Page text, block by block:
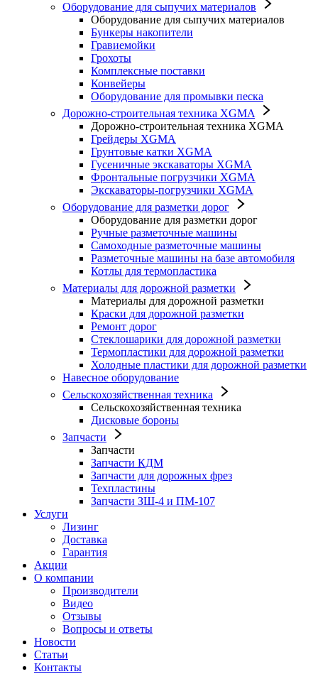
Оборудование для сыпучих материалов
Оборудование для сыпучих материалов
Бункеры накопители
Гравиемойки
Грохоты
Комплексные поставки
Конвейеры
Оборудование для промывки песка
Дорожно-строительная техника XGMA
Дорожно-строительная техника XGMA
Грейдеры XGMA
Грунтовые катки XGMA
Гусеничные экскаваторы XGMA
Фронтальные погрузчики XGMA
Экскаваторы-погрузчики XGMA
Оборудование для разметки дорог
Оборудование для разметки дорог
Ручные разметочные машины
Самоходные разметочные машины
Разметочные машины на базе автомобиля
Котлы для термопластика
Материалы для дорожной разметки
Материалы для дорожной разметки
Краски для дорожной разметки
Ремонт дорог
Стеклошарики для дорожной разметки
Термопластики для дорожной разметки
Холодные пластики для дорожной разметки
Навесное оборудование
Сельскохозяйственная техника
Сельскохозяйственная техника
Дисковые бороны
Запчасти
Запчасти
Запчасти КДМ
Запчасти для дорожных фрез
Техпластины
Запчасти ЗШ-4 и ПМ-107
Услуги
Лизинг
Доставка
Гарантия
Акции
О компании
Производители
Видео
Отзывы
Вопросы и ответы
Новости
Статьи
Контакты